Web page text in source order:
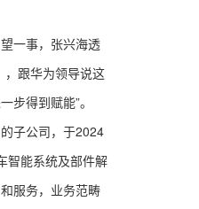
一事，张兴海透
，跟华为领导说这
步得到赋能”。
子公司，于2024
智能系统及部件解
服务，业务范畴